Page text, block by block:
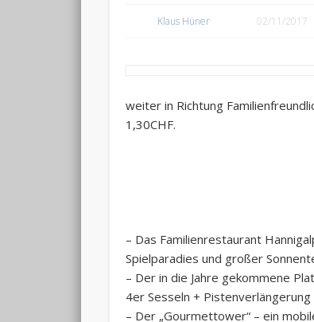
Klaus Hüner 02/11/2017
weiter in Richtung
1,30CHF.
– Das Familienrestaurant
Spielparadies und großer
– Der in die Jahre gekommene
4er Sesseln +
– Der „Gourmettower“ – ein